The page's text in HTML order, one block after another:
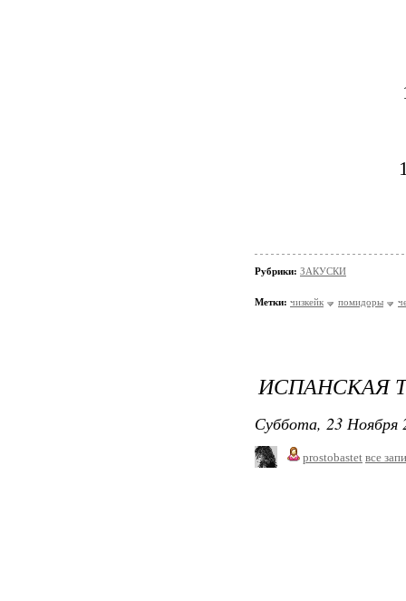
Рубрики: ЗАКУСКИ
Метки: чизкейк помидоры
ИСПАНСКАЯ
Суббота, 23 Ноября
prostobastet все